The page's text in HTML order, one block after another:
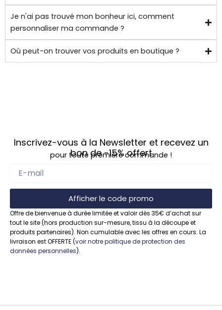
ons/
acce
qualit
ues
kilom
chez
soi.
coup
à eux
Je n'ai pas trouvé mon bonheur ici, comment
personnaliser ma commande ?
Où peut-on trouver vos produits en boutique ?
Inscrivez-vous à la Newsletter et recevez un
bon de -15% offert
pour toute première commande !
Afficher le code promo
Offre de bienvenue à durée limitée et valoir dès 35€ d’achat sur
tout le site (hors production sur-mesure, tissu à la découpe et
produits partenaires). Non cumulable avec les offres en cours. La
livraison est OFFERTE (voir notre politique de protection des
données personnelles).